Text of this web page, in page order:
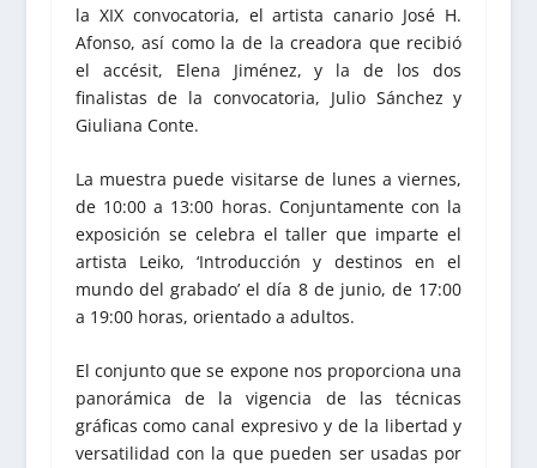
la XIX convocatoria, el artista canario José H.
Afonso, así como la de la creadora que recibió
el accésit, Elena Jiménez, y la de los dos
finalistas de la convocatoria, Julio Sánchez y
Giuliana Conte.
La muestra puede visitarse de lunes a viernes,
de 10:00 a 13:00 horas. Conjuntamente con la
exposición se celebra el taller que imparte el
artista Leiko, ‘Introducción y destinos en el
mundo del grabado’ el día 8 de junio, de 17:00
a 19:00 horas, orientado a adultos.
El conjunto que se expone nos proporciona una
panorámica de la vigencia de las técnicas
gráficas como canal expresivo y de la libertad y
versatilidad con la que pueden ser usadas por